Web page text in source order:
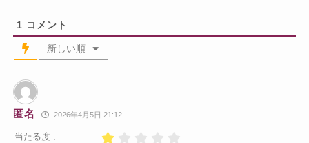
1 コメント
新しい順
匿名 2026年4月5日 21:12
当たる度 :